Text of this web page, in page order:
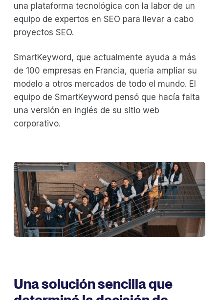
una plataforma tecnológica con la labor de un
equipo de expertos en SEO para llevar a cabo
proyectos SEO.
SmartKeyword, que actualmente ayuda a más
de 100 empresas en Francia, quería ampliar su
modelo a otros mercados de todo el mundo. El
equipo de SmartKeyword pensó que hacía falta
una versión en inglés de su sitio web
corporativo.
Una solución sencilla que